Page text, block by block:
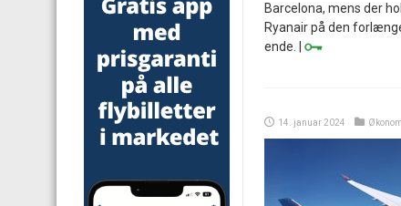
Barcelona, mens der
Ryanair på den
ende. |
14. januar 2024